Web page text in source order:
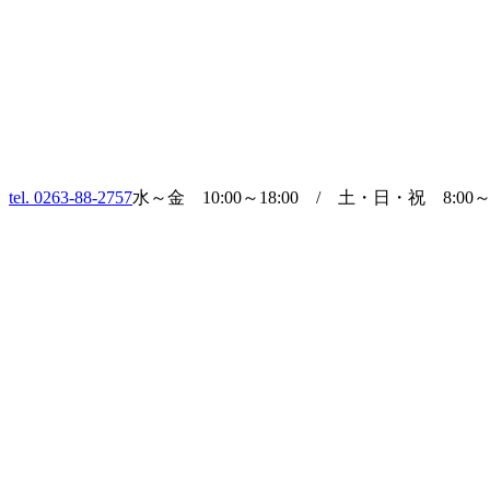
tel. 0263-88-2757水～金 10:00～18:00 / 土・日・祝 8:00～